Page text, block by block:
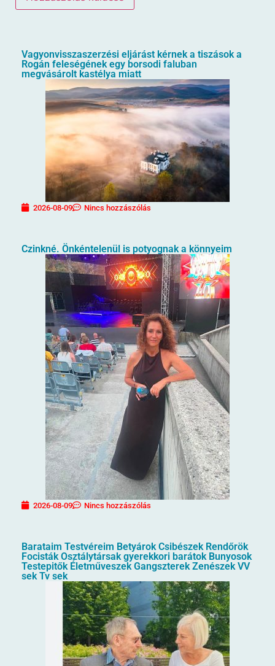
Vagyonvisszaszerzési eljárást kérnek a tiszások a
Rogán feleségének egy borsodi faluban
megvásárolt kastélya miatt
2026-08-09 Nincs hozzászólás
Czinkné. Önkéntelenül is potyognak a könnyeim
2026-08-09 Nincs hozzászólás
Barataim Testvéreim Betyárok Csibészek Rendőrök
Focisták Osztálytársak gyerekkori barátok Bunyosok
Testepitők Életműveszek Gangszterek Zenészek VV
sek Tv sek